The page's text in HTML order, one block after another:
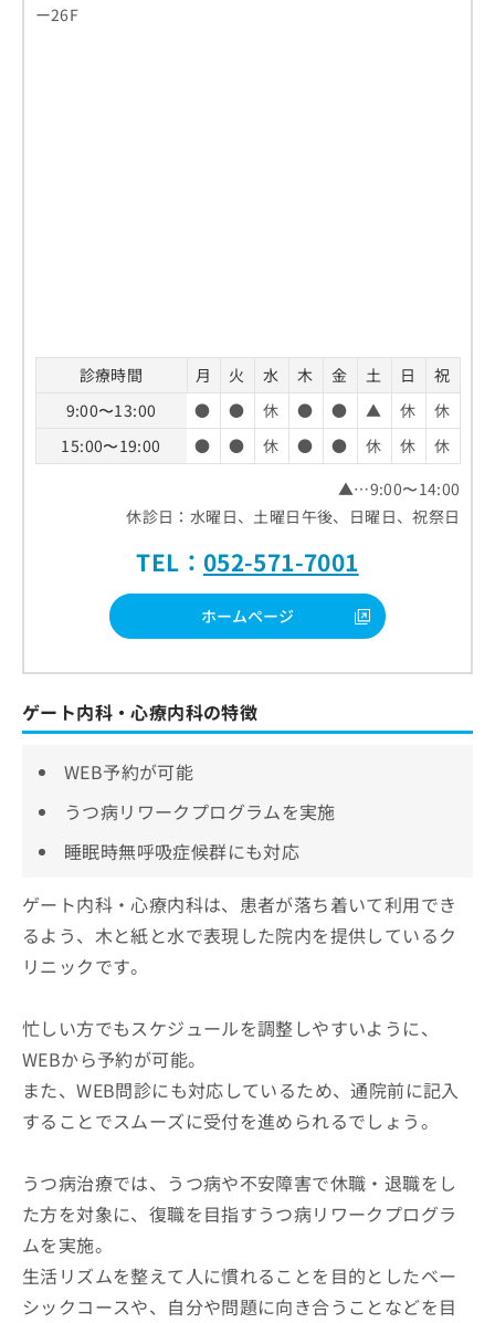
ー26F
診療時間 月 火 水 木 金 土 日
祝
9:00〜13:00
● ● 休 ● ● ▲ 休
休
15:00〜19:00
● ● 休 ● ● 休 休
休
▲…9:00〜14:00
休診日：水曜日、土曜日午後、日曜日、祝祭日
TEL： 052-571-7001
ホームページ
ゲート内科・心療内科の特徴
WEB予約が可能
うつ病リワークプログラムを実施
睡眠時無呼吸症候群にも対応
ゲート内科・心療内科は、患者が落ち着いて利用でき
るよう、木と紙と水で表現した院内を提供しているク
リニックです。
忙しい方でもスケジュールを調整しやすいように、
WEBから予約が可能。
また、WEB問診にも対応しているため、通院前に記入
することでスムーズに受付を進められるでしょう。
うつ病治療では、うつ病や不安障害で休職・退職をし
た方を対象に、復職を目指すうつ病リワークプログラ
ムを実施。
生活リズムを整えて人に慣れることを目的としたベー
シックコースや、自分や問題に向き合うことなどを目